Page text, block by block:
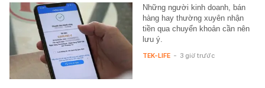
Những người kinh doanh, bán
hàng hay thường xuyên nhận
tiền qua chuyển khoản cần nên
lưu ý.
TEK-LIFE - 3 giờ trước